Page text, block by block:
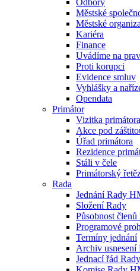
Odbory
Městské
Městské
Kariéra
Finance
Uvádíme na
Proti korupci
Evidence smluv
Vyhlášky a
Opendata
Primátor
Vizitka primátora
Akce pod
Úřad primátora
Rezidence
Stáli v čele
Primátorský
Rada
Jednání Rady
Složení Rady
Působnost členů
Programové
Termíny jednání
Archiv
Jednací řád